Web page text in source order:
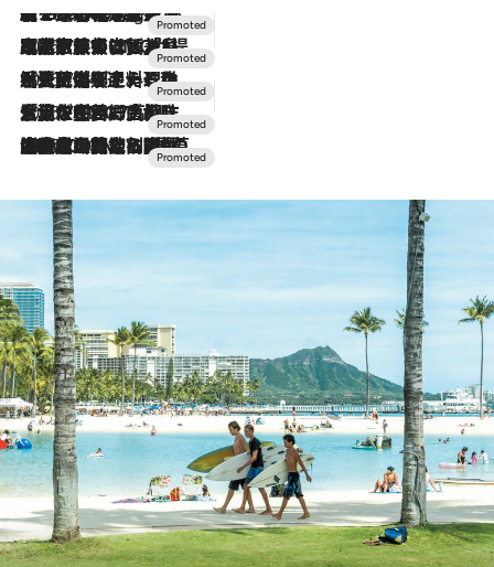
10 Hours Ago
【トンボの足水浴】ヒノキの香りに包まれて涼感マックス！約13℃の湧水かけ流しを避暑地「星野温泉 トンボの湯」で体験
2026.7.31
【ホテル帰省】という選択肢をOMOが提案。家族とほどよい距離を保つには「昼は実家、夜は気兼ねなくホテルで！」
2026.7.24
【夏限定ディナーコース】旬を迎える稚鮎や花ズッキーニなどをイタリア・トスカーナの郷土料理の手法で満喫！
2026.7.17
「土佐和ハーブかき氷」がOMO7高知に登場！生姜、山椒、大葉など目にも舌にも涼を呼ぶ郷土の味
2026.7.10
NEW OPEN！【界 草津】名湯の地に誕生。趣の異なる2種の温泉と上州ならではの会席・蕎麦割烹など美食を味わう究極の癒やし旅